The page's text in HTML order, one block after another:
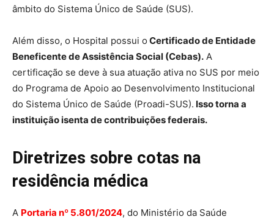
âmbito do Sistema Único de Saúde (SUS).
Além disso, o Hospital possui o Certificado de Entidade
Beneficente de Assistência Social (Cebas). A
certificação se deve à sua atuação ativa no SUS por meio
do Programa de Apoio ao Desenvolvimento Institucional
do Sistema Único de Saúde (Proadi-SUS). Isso torna a
instituição isenta de contribuições federais.
Diretrizes sobre cotas na
residência médica
A Portaria nº 5.801/2024, do Ministério da Saúde